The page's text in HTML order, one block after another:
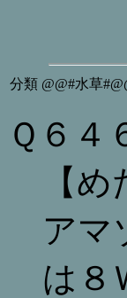
分類 @@#水草
Ｑ６４
【
アマ
は８